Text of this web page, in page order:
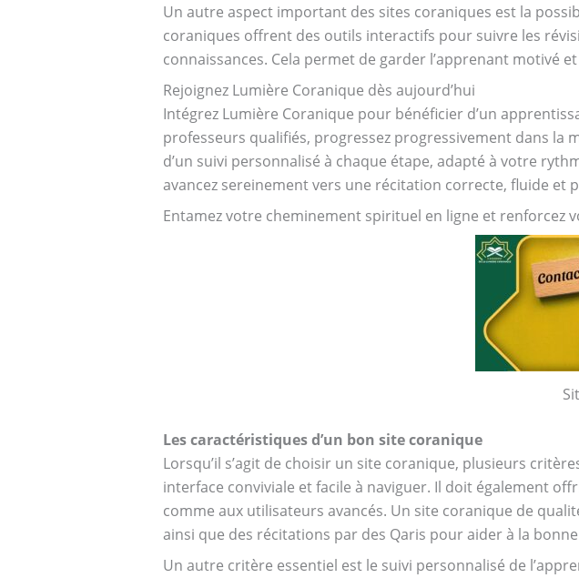
Un autre aspect important des sites coraniques est la
coraniques offrent des outils interactifs pour suivre les
connaissances. Cela permet de garder l’apprenant motivé
Rejoignez Lumière Coranique dès aujourd’hui
Intégrez Lumière Coranique pour bénéficier d’un
professeurs qualifiés, progressez progressivement dans la
d’un suivi personnalisé à chaque étape, adapté à votre
avancez sereinement vers une récitation correcte, fluide et
Entamez votre cheminement spirituel en ligne et renforcez
Les caractéristiques d’un bon site coranique
Lorsqu’il s’agit de choisir un site coranique, plusieurs
interface conviviale et facile à naviguer. Il doit également
comme aux utilisateurs avancés. Un site coranique de
ainsi que des récitations par des Qaris pour aider à la
Un autre critère essentiel est le suivi personnalisé de